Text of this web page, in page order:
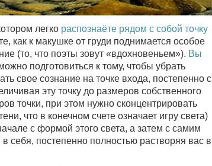
легко распознаёте рядом с собой точку
как к макушке от груди поднимается особое
(то, что поэты зовут «вдохновеньем»). Вы
подготовиться к тому, чтобы убрать
свое сознание на точке входа, постепенно с
эту точку до размеров собственного
точки, при этом нужно сконцентрировать
что в конечном счете означает игру света)
с формой этого света, а затем с самим
себя, постепенно полностью растворяя вас в